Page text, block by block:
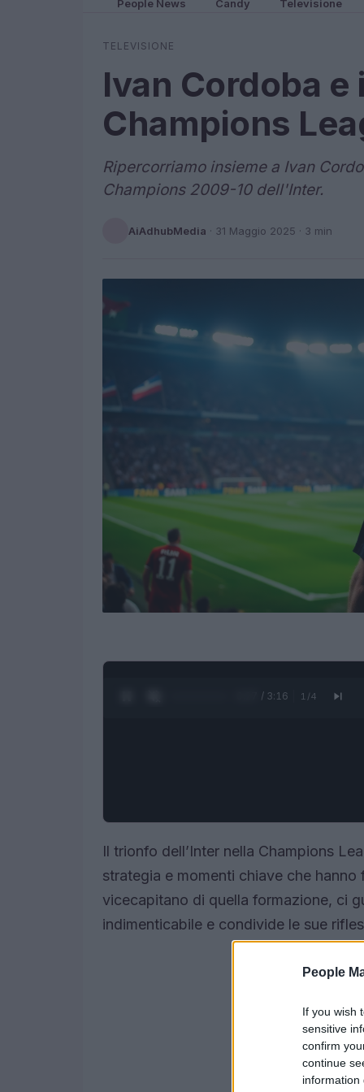
People
If you wish
sensitive
confirm
continue
information
People News Candy Televisione
TELEVISIONE
Ivan Cordoba
Champions
Ripercorriamo insieme a Ivan
Champions 2009-10 dell'Inter.
AiAdhubMedia · 31 Maggio 2025 · 3 min
0:28 / 3:16 1 /4
Il trionfo dell’Inter nella Champions
strategia e momenti chiave che
vicecapitano di quella formazione, ci
indimenticabile e condivide le sue